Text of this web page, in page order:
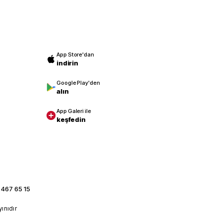
App Store'dan
indirin
Google Play'den
alın
App Galeri ile
keşfedin
65 15